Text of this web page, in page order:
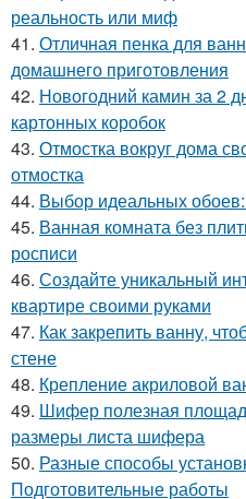
реальность или миф
41. Отличная пенка для
домашнего приготовления
42. Новогодний камин за 2
картонных коробок
43. Отмостка вокруг дома
отмостка
44. Выбор идеальных
45. Ванная комната без
росписи
46. Создайте уникальный
квартире своими руками
47. Как закрепить ванну,
стене
48. Крепление акриловой
49. Шифер полезная
размеры листа шифера
50. Разные способы
Подготовительные работы